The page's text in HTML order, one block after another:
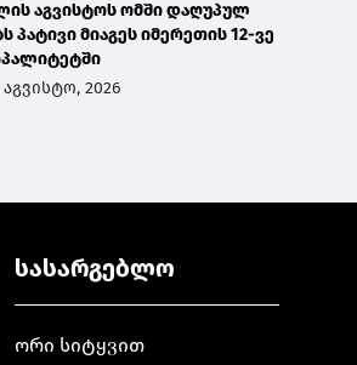
აგვისტოს ომში დაღუპულ
პატივი მიაგეს იმერეთის 12-ვე
აგვისტო, 2026
სასარგებლო
ორი სიტყვით